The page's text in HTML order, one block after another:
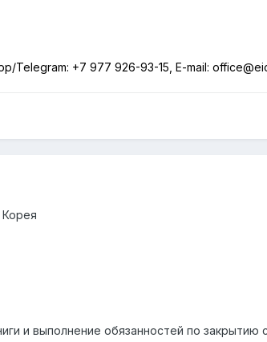
/Telegram: +7 977 926-93-15, E-mail: office@
Корея
и выполнение обязанностей по закрытию